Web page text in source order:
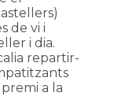
de vi i
i dia.
repartir-
a la